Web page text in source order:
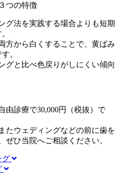
つの特徴
グ法を実践する場合よりも短期
方から白くすることで、黄ばみ
。
グと比べ色戻りがしにくい傾向
由診療で30,000円（税抜） で
たウェディングなどの前に歯を
ぜひ当院へご相談ください。
グ